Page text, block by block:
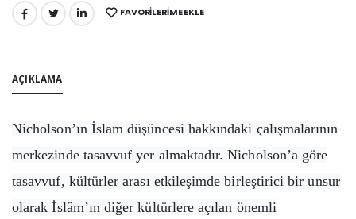
PAYLAŞ: FAVORILERIME EKLE
AÇIKLAMA
Nicholson’ın İslam düşüncesi hakkındaki çalışmalarının
merkezinde tasavvuf yer almaktadır. Nicholson’a göre
tasavvuf, kültürler arası etkileşimde birleştirici bir unsur
olarak İslâm’ın diğer kültürlere açılan önemli